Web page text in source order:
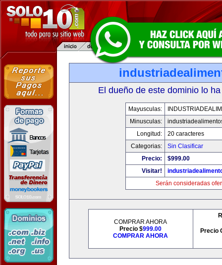
El dueño de este dominio lo
Mayusculas:
Minusculas:
Longitud:
20 caracteres
Categorias:
Sin Clasificar
Precio:
$999.00
Visitar!
Serán consideradas
COMPRAR AHORA
Precio $999.00
COMPRAR AHORA
Precio